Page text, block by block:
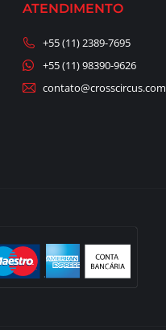
ATENDIMENTO
+55 (11) 2389-7695
+55 (11) 98390-9626
contato@crosscircus.com